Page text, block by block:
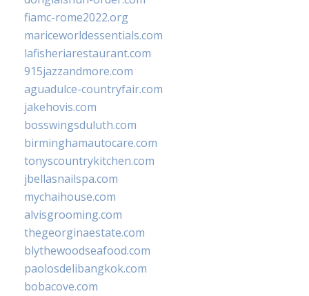
fiamc-rome2022.org
mariceworldessentials.com
lafisheriarestaurant.com
915jazzandmore.com
aguadulce-countryfair.com
jakehovis.com
bosswingsduluth.com
birminghamautocare.com
tonyscountrykitchen.com
jbellasnailspa.com
mychaihouse.com
alvisgrooming.com
thegeorginaestate.com
blythewoodseafood.com
paolosdelibangkok.com
bobacove.com